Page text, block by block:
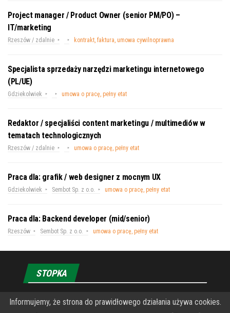
Project manager / Product Owner (senior PM/PO) –
IT/marketing
Rzeszów / zdalnie kontrakt, faktura, umowa cywilnoprawna
Specjalista sprzedaży narzędzi marketingu internetowego
(PL/UE)
Gdziekolwiek umowa o pracę, pełny etat
Redaktor / specjaliści content marketingu / multimediów w
tematach technologicznych
Rzeszów / zdalnie umowa o pracę, pełny etat
Praca dla: grafik / web designer z mocnym UX
Gdziekolwiek Sembot Sp. z o.o. umowa o pracę, pełny etat
Praca dla: Backend developer (mid/senior)
Rzeszów Sembot Sp. z o.o. umowa o pracę, pełny etat
STOPKA
O Fundacji PRZEkarpacie
Informujemy, że strona do prawidłowego działania używa cookies.